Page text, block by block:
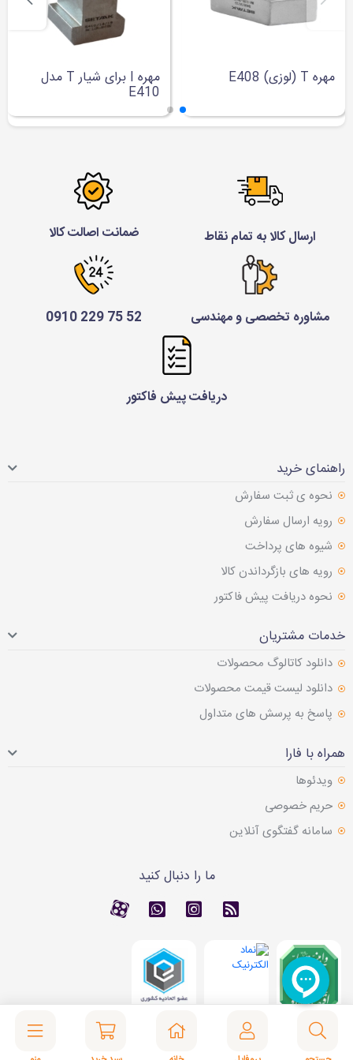
مهره T (لوزی) E408 مهره I برای شیار T مدل
E410
ارسال کالا به تمام نقاط ضمانت اصالت کالا
مشاوره تخصصی و مهندسی 52 75 229 0910
دریافت پیش فاکتور
راهنمای خرید
نحوه ی ثبت سفارش
رویه ارسال سفارش
شیوه های پرداخت
رویه های بازگرداندن کالا
نحوه دریافت پیش فاکتور
خدمات مشتریان
دانلود کاتالوگ محصولات
دانلود لیست قیمت محصولات
پاسخ به پرسش های متداول
همراه با فارا
ویدئوها
حریم خصوصی
سامانه گفتگوی آنلاین
ما را دنبال کنید
RSS کانال آپارات
تماس با واتس اپ
کانال آپارات